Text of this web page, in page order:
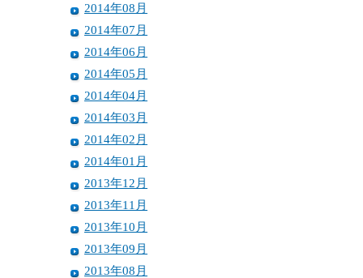
2014年08月
2014年07月
2014年06月
2014年05月
2014年04月
2014年03月
2014年02月
2014年01月
2013年12月
2013年11月
2013年10月
2013年09月
2013年08月